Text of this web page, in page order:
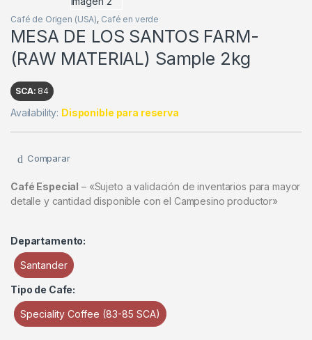
Café de Origen (USA), Café en verde
MESA DE LOS SANTOS FARM-
(RAW MATERIAL) Sample 2kg
SCA: 84
Availability: Disponible para reserva
Comparar
Café Especial – «Sujeto a validación de inventarios para mayor
detalle y cantidad disponible con el Campesino productor»
Departamento:
Santander
Tipo de Cafe:
Speciality Coffee (83-85 SCA)